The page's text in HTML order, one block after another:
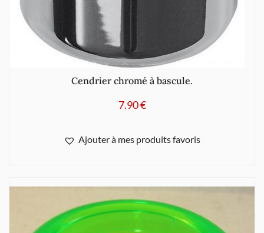
Cendrier chromé à bascule.
7.90€
Ajouter à mes produits favoris